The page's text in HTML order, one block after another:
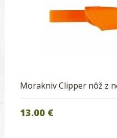
Morakniv Clipper nôž z
13.00 €